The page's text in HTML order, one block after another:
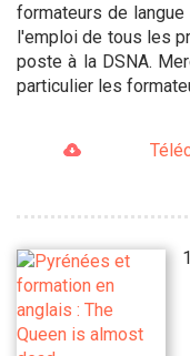
formateurs de
l'emploi de tous les
poste à la DSNA.
particulier les